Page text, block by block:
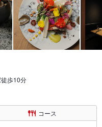
歩10分
コース